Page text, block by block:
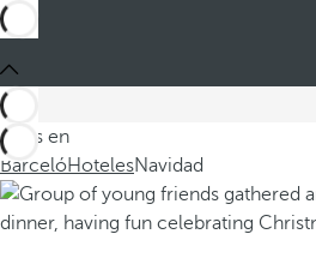
Estás en
BarcelóHotelesNavidad